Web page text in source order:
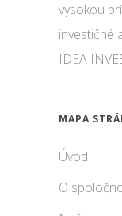
vysokou
investičné
IDEA
MAPA
Úvod
O